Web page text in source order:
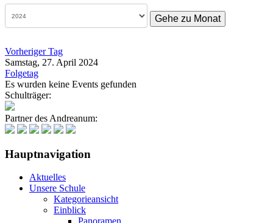
Gehe zu Monat
Vorheriger Tag
Samstag, 27. April 2024
Folgetag
Es wurden keine Events gefunden
Schulträger:
Partner des Andreanum:
Hauptnavigation
Aktuelles
Unsere Schule
Kategorieansicht
Einblick